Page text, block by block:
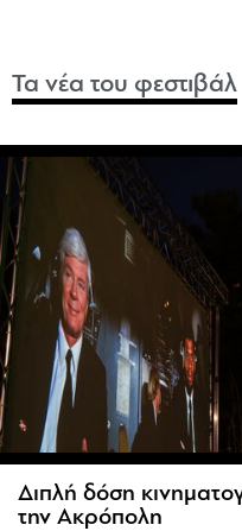
Τα νέα του φεστιβάλ
Διπλή δόση
την Ακρόπολη